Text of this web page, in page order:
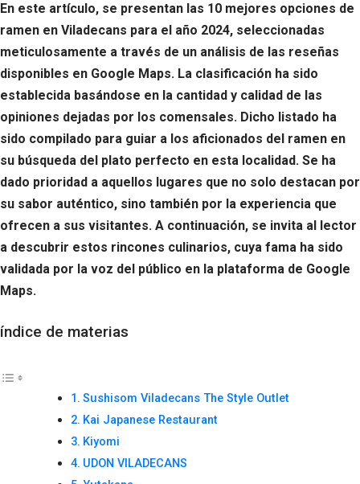
En este artículo, se presentan las 10 mejores opciones de
ramen en Viladecans para el año 2024, seleccionadas
meticulosamente a través de un análisis de las reseñas
disponibles en Google Maps. La clasificación ha sido
establecida basándose en la cantidad y calidad de las
opiniones dejadas por los comensales. Dicho listado ha
sido compilado para guiar a los aficionados del ramen en
su búsqueda del plato perfecto en esta localidad. Se ha
dado prioridad a aquellos lugares que no solo destacan por
su sabor auténtico, sino también por la experiencia que
ofrecen a sus visitantes. A continuación, se invita al lector
a descubrir estos rincones culinarios, cuya fama ha sido
validada por la voz del público en la plataforma de Google
Maps.
índice de materias
Sushisom Viladecans The Style Outlet
Kai Japanese Restaurant
Kiyomi
UDON VILADECANS